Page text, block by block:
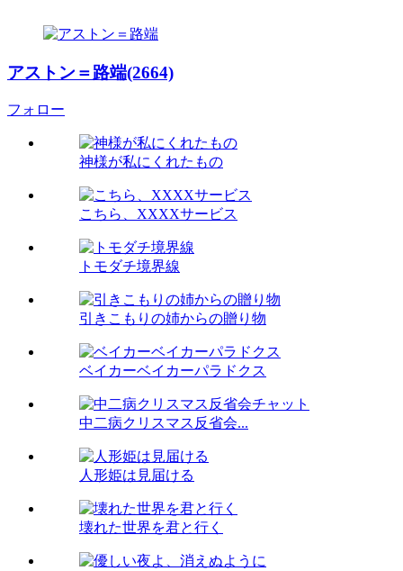
アストン＝路端(2664)
フォロー
神様が私にくれたもの
こちら、XXXXサービス
トモダチ境界線
引きこもりの姉からの贈り物
ベイカーベイカーパラドクス
中二病クリスマス反省会...
人形姫は見届ける
壊れた世界を君と行く